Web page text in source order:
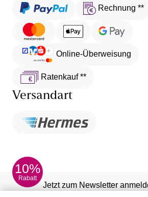
Rechnung **
Online-Überweisung
Ratenkauf **
Versandart
10%
Rabatt
Jetzt zum Newsletter